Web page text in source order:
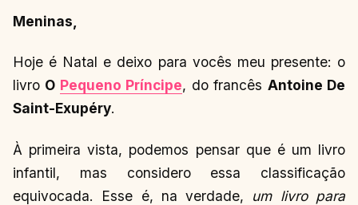
Meninas,
Hoje é Natal e deixo para vocês meu presente: o
livro O Pequeno Príncipe, do francês Antoine De
Saint-Exupéry.
À primeira vista, podemos pensar que é um livro
infantil, mas considero essa classificação
equivocada. Esse é, na verdade, um livro para